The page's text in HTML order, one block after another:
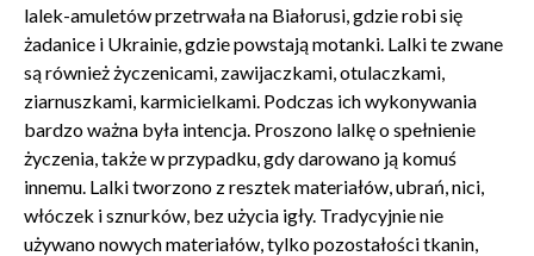
Dołącz do newslettera
POTWIERDŹ ADRES EMAIL
lalek-amuletów przetrwała na Białorusi, gdzie robi się
żadanice i Ukrainie, gdzie powstają motanki. Lalki te zwane
są również życzenicami, zawijaczkami, otulaczkami,
ziarnuszkami, karmicielkami. Podczas ich wykonywania
bardzo ważna była intencja. Proszono lalkę o spełnienie
życzenia, także w przypadku, gdy darowano ją komuś
innemu. Lalki tworzono z resztek materiałów, ubrań, nici,
włóczek i sznurków, bez użycia igły. Tradycyjnie nie
używano nowych materiałów, tylko pozostałości tkanin,